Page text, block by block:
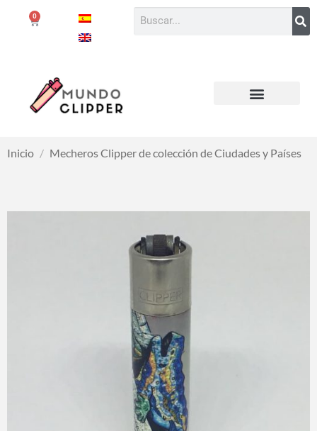
0
Inicio / Mecheros Clipper de colección de Ciudades y Países